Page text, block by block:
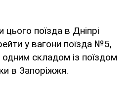
поїзда в Дніпрі
у вагони поїзда №5,
складом із поїздом
в Запоріжжя.